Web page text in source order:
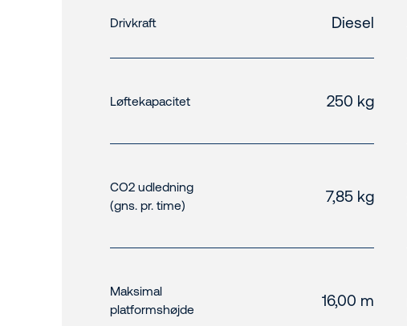
Drivkraft Diesel
Løftekapacitet 250 kg
CO2 udledning
(gns. pr. time)
7,85 kg
Maksimal
platformshøjde
16,00 m